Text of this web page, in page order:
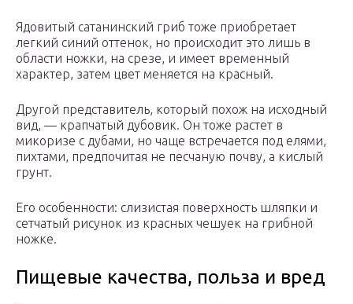
Ядовитый сатанинский гриб тоже приобретает
легкий синий оттенок, но происходит это лишь в
области ножки, на срезе, и имеет временный
характер, затем цвет меняется на красный.
Другой представитель, который похож на исходный
вид, — крапчатый дубовик. Он тоже растет в
микоризе с дубами, но чаще встречается под елями,
пихтами, предпочитая не песчаную почву, а кислый
грунт.
Его особенности: слизистая поверхность шляпки и
сетчатый рисунок из красных чешуек на грибной
ножке.
Пищевые качества, польза и вред